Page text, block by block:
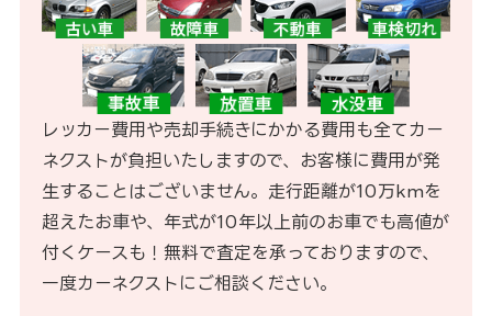
レッカー費用や売却手続きにかかる費用も全てカー
ネクストが負担いたしますので、お客様に費用が発
生することはございません。走行距離が10万kmを
超えたお車や、年式が10年以上前のお車でも高値が
付くケースも！無料で査定を承っておりますので、
一度カーネクストにご相談ください。